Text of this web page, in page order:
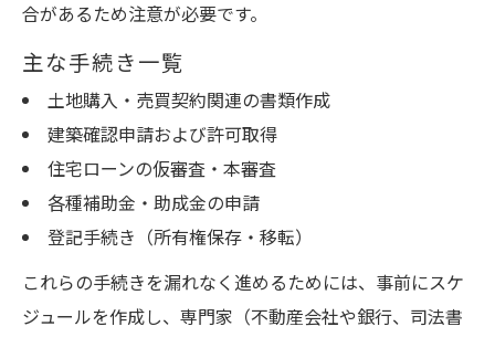
合があるため注意が必要です。
主な手続き一覧
土地購入・売買契約関連の書類作成
建築確認申請および許可取得
住宅ローンの仮審査・本審査
各種補助金・助成金の申請
登記手続き（所有権保存・移転）
これらの手続きを漏れなく進めるためには、事前にスケ
ジュールを作成し、専門家（不動産会社や銀行、司法書